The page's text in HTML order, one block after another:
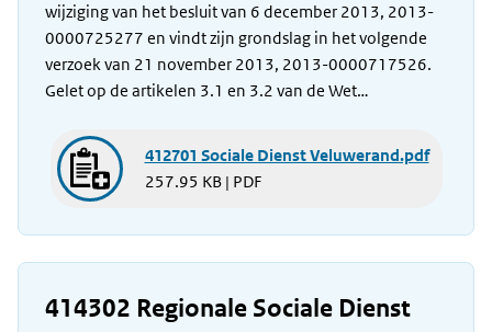
wijziging van het besluit van 6 december 2013, 2013-
0000725277 en vindt zijn grondslag in het volgende
verzoek van 21 november 2013, 2013-0000717526.
Gelet op de artikelen 3.1 en 3.2 van de Wet…
412701 Sociale Dienst Veluwerand.pdf
257.95 KB | PDF
414302 Regionale Sociale Dienst